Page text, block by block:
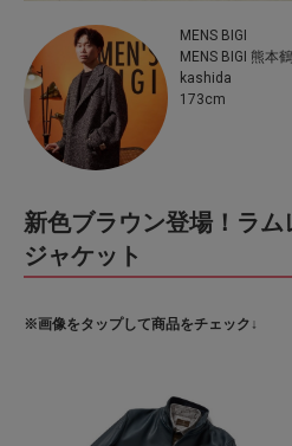
MENS BIGI
MENS BIGI 熊本
kashida
173cm
新色ブラウン登場！ラ
ジャケット
※画像をタップして商品をチェック↓